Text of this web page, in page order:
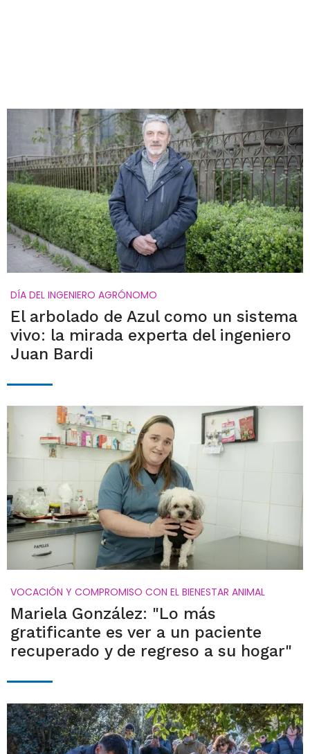
DÍA DEL INGENIERO AGRÓNOMO
El arbolado de Azul como un sistema
vivo: la mirada experta del ingeniero
Juan Bardi
VOCACIÓN Y COMPROMISO CON EL BIENESTAR ANIMAL
Mariela González: "Lo más
gratificante es ver a un paciente
recuperado y de regreso a su hogar"